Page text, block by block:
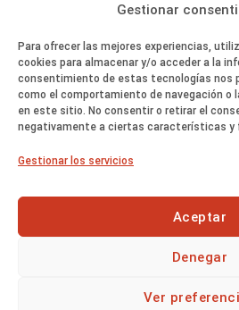
Gestionar
Para ofrecer las mejores experiencias,
cookies para almacenar y/o acceder a la
consentimiento de estas tecnologías nos
como el comportamiento de navegación o
en este sitio. No consentir o retirar el
negativamente a ciertas características y
Gestionar los servicios
Aceptar
Denegar
Ver
DONDE ESTAMOS
Estoy de acuerdo